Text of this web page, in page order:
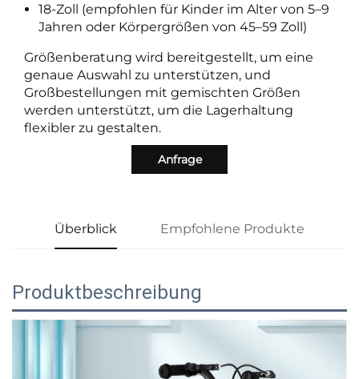
18-Zoll (empfohlen für Kinder im Alter von 5–9
Jahren oder Körpergrößen von 45–59 Zoll)
Größenberatung wird bereitgestellt, um eine
genaue Auswahl zu unterstützen, und
Großbestellungen mit gemischten Größen
werden unterstützt, um die Lagerhaltung
flexibler zu gestalten.
Anfrage
Überblick Empfohlene Produkte
Produktbeschreibung